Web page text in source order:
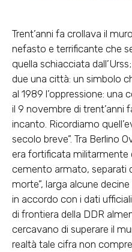
Trent’anni fa crollava il
nefasto e terrificante che
quella schiacciata
due una città: un simbolo
al 1989 l’oppressione: una
il 9 novembre di trent’anni
incanto. Ricordiamo
secolo breve”. Tra Berlino
era fortificata militarmente
cemento armato, separati
morte”, larga alcune
in accordo con i dati
di frontiera della DDR
cercavano di superare il
realtà tale cifra non